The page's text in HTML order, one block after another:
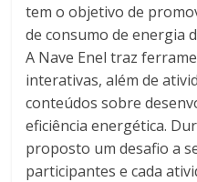
tem o objetivo de
de consumo de energia
A Nave Enel traz
interativas, além de
conteúdos sobre
eficiência energética.
proposto um desafio a
participantes e cada